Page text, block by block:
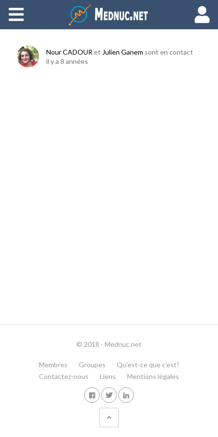
Ajouter du contenu
Nour CADOUR et Julien Ganem sont en contact
il y a 8 années
© 2018 - Mednuc.net
Membres Groupes
Qu’est-ce que c’est?
Contactez-nous
Liens Mentions légales